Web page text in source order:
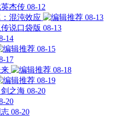
杰传 08-12
混沌效应
08-13
说口袋版 08-13
14
08-15
17
08-18
08-19
之海 08-20
20
08-20